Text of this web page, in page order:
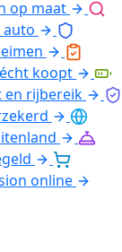
op maat
auto
koopt
en rijbereik
online